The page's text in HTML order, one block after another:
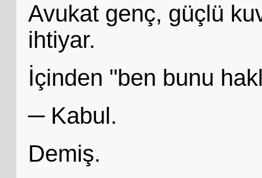
Avukat genç, güçlü
ihtiyar.
İçinden "ben bunu
─ Kabul.
Demiş.